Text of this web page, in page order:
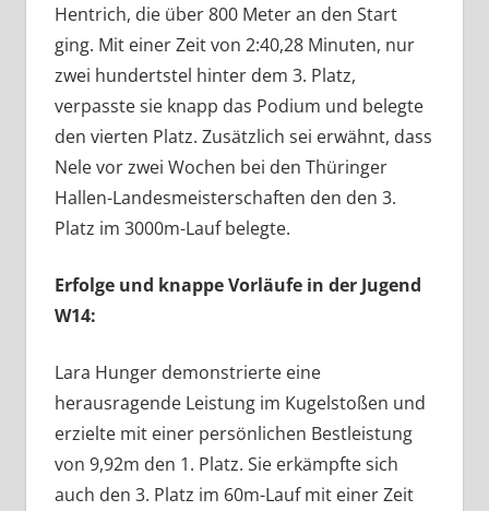
Hentrich, die über 800 Meter an den Start
ging. Mit einer Zeit von 2:40,28 Minuten, nur
zwei hundertstel hinter dem 3. Platz,
verpasste sie knapp das Podium und belegte
den vierten Platz. Zusätzlich sei erwähnt, dass
Nele vor zwei Wochen bei den Thüringer
Hallen-Landesmeisterschaften den den 3.
Platz im 3000m-Lauf belegte.
Erfolge und knappe Vorläufe in der Jugend
W14:
Lara Hunger demonstrierte eine
herausragende Leistung im Kugelstoßen und
erzielte mit einer persönlichen Bestleistung
von 9,92m den 1. Platz. Sie erkämpfte sich
auch den 3. Platz im 60m-Lauf mit einer Zeit